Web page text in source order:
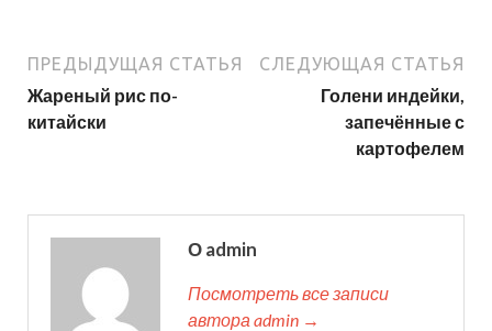
ПРЕДЫДУЩАЯ СТАТЬЯ
Жареный рис по-
китайски
СЛЕДУЮЩАЯ СТАТЬЯ
Голени индейки,
запечённые с
картофелем
О admin
Посмотреть все записи
автора admin →